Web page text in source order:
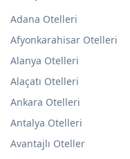
Adana Otelleri
Afyonkarahisar Otelleri
Alanya Otelleri
Alaçatı Otelleri
Ankara Otelleri
Antalya Otelleri
Avantajlı Oteller